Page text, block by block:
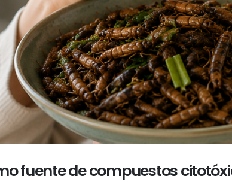
fuente de compuestos